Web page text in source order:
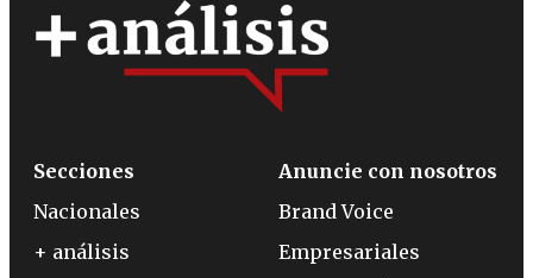
Secciones
Nacionales
+ análisis
Anuncie con nosotros
Brand Voice
Empresariales